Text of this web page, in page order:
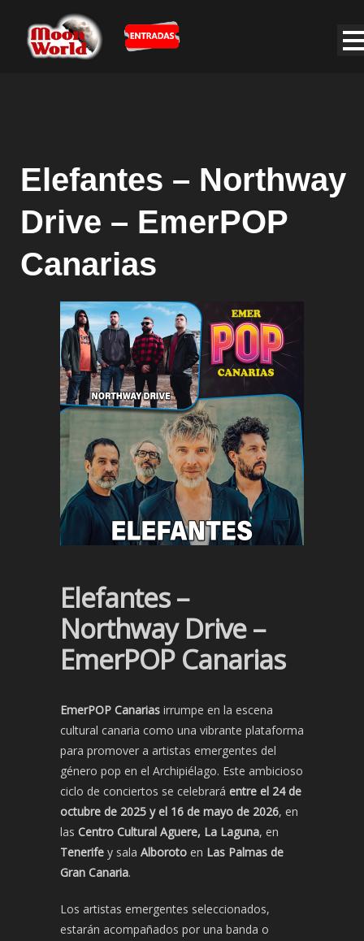
Elefantes – Northway
Drive – EmerPOP
Canarias
Elefantes –
Northway Drive –
EmerPOP Canarias
EmerPOP Canarias irrumpe en la escena
cultural canaria como una vibrante plataforma
para promover a artistas emergentes del
género pop en el Archipiélago. Este ambicioso
ciclo de conciertos se celebrará entre el 24 de
octubre de 2025 y el 16 de mayo de 2026, en
las Centro Cultural Aguere, La Laguna, en
Tenerife y sala Alboroto en Las Palmas de
Gran Canaria.
Los artistas emergentes seleccionados,
estarán acompañados por una banda o